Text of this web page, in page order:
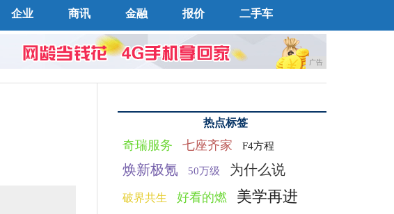
企业 商讯 金融 报价 二手车
广告
热点标签
奇瑞服务 七座齐家 F4方程
焕新极氪 50万级 为什么说
破界共生 好看的燃 美学再进